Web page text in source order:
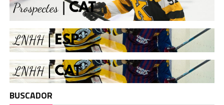
BUSCADOR